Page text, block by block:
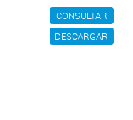
CONSULTAR
DESCARGAR